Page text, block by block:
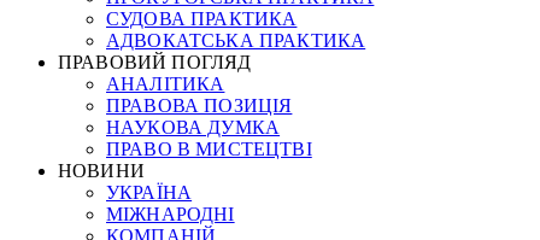
СУДОВА ПРАКТИКА
АДВОКАТСЬКА ПРАКТИКА
ПРАВОВИЙ ПОГЛЯД
АНАЛІТИКА
ПРАВОВА ПОЗИЦІЯ
НАУКОВА ДУМКА
ПРАВО В МИСТЕЦТВІ
НОВИНИ
УКРАЇНА
МІЖНАРОДНІ
КОМПАНІЙ